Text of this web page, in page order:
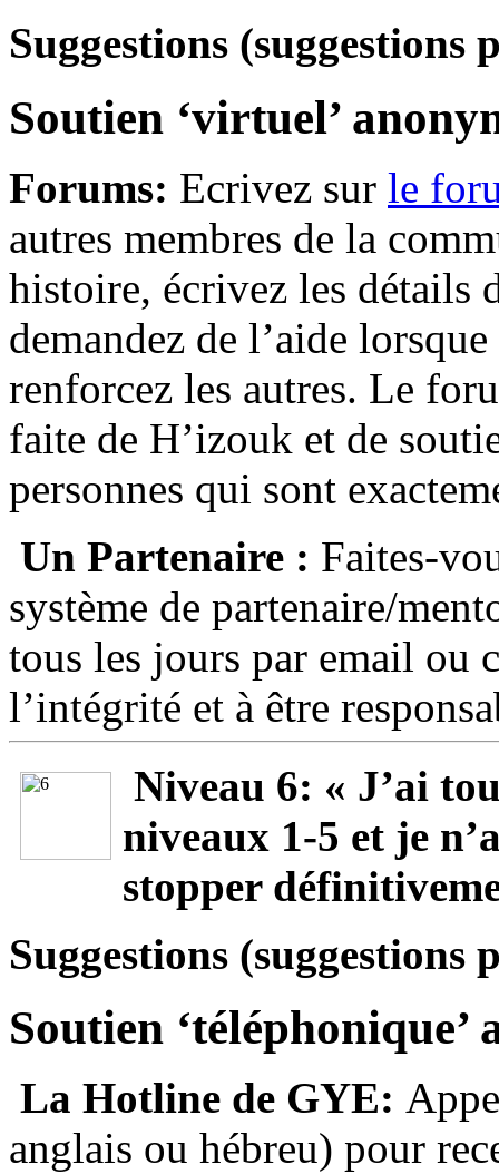
Suggestions (suggestions
Soutien ‘virtuel’
Forums: Ecrivez sur le
autres membres de la
histoire, écrivez les détails
demandez de l’aide
renforcez les autres. Le
faite de H’izouk et de
personnes qui sont
Un Partenaire : Faites-
système de partenaire/
tous les jours par email ou
l’intégrité et à être
Niveau 6: « J’ai
niveaux 1-5 et je
stopper
Suggestions (suggestions
Soutien ‘téléphonique’
La Hotline de GYE:
anglais ou hébreu) pour